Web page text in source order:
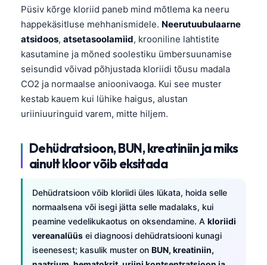
Püsiv kõrge kloriid paneb mind mõtlema ka neeru
happekäsitluse mehhanismidele. Neerutuubulaarne
atsidoos, atsetasoolamiid, krooniline lahtistite
kasutamine ja mõned soolestiku ümbersuunamise
seisundid võivad põhjustada kloriidi tõusu madala
CO2 ja normaalse anioonivaoga. Kui see muster
kestab kauem kui lühike haigus, alustan
uriiniuuringuid varem, mitte hiljem.
Dehüdratsioon, BUN, kreatiniin ja miks
ainult kloor võib eksitada
Dehüdratsioon võib kloriidi üles lükata, hoida selle
normaalsena või isegi jätta selle madalaks, kui
peamine vedelikukaotus on oksendamine. A kloriidi
vereanalüüs ei diagnoosi dehüdratsiooni kunagi
iseenesest; kasulik muster on BUN, kreatiniin,